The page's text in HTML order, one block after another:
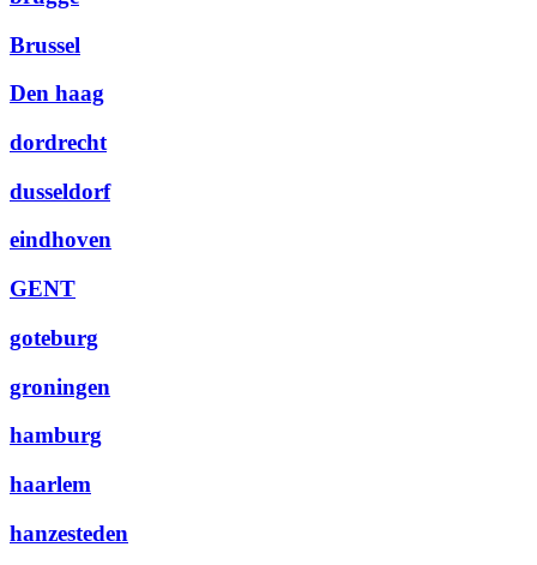
Brussel
Den haag
dordrecht
dusseldorf
eindhoven
GENT
goteburg
groningen
hamburg
haarlem
hanzesteden